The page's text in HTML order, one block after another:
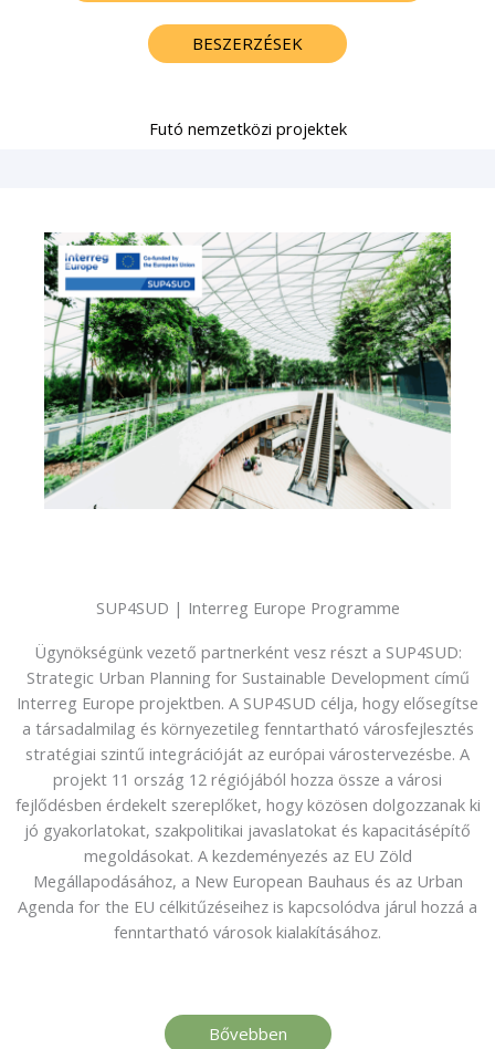
BESZERZÉSEK
Futó nemzetközi projektek
SUP4SUD | Interreg Europe Programme
Ügynökségünk vezető partnerként vesz részt a SUP4SUD:
Strategic Urban Planning for Sustainable Development című
Interreg Europe projektben. A SUP4SUD célja, hogy elősegítse
a társadalmilag és környezetileg fenntartható városfejlesztés
stratégiai szintű integrációját az európai várostervezésbe. A
projekt 11 ország 12 régiójából hozza össze a városi
fejlődésben érdekelt szereplőket, hogy közösen dolgozzanak ki
jó gyakorlatokat, szakpolitikai javaslatokat és kapacitásépítő
megoldásokat. A kezdeményezés az EU Zöld
Megállapodásához, a New European Bauhaus és az Urban
Agenda for the EU célkitűzéseihez is kapcsolódva járul hozzá a
fenntartható városok kialakításához.
Bővebben